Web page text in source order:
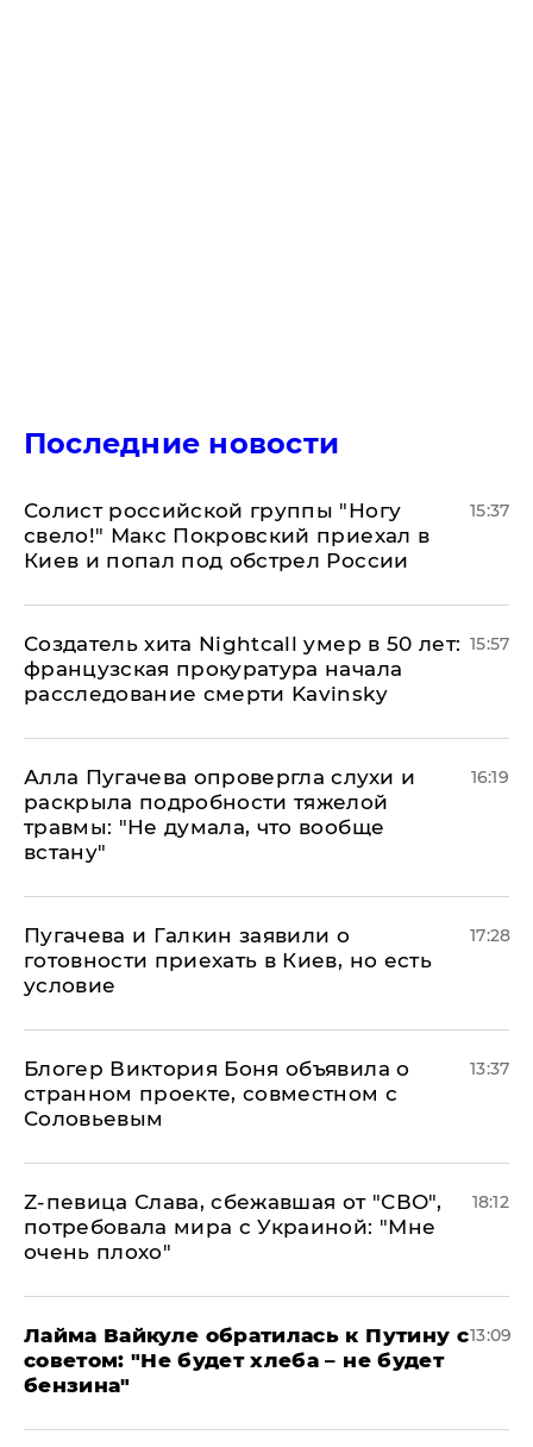
Последние новости
Солист российской группы "Ногу
свело!" Макс Покровский приехал в
Киев и попал под обстрел России
15:37
Создатель хита Nightcall умер в 50 лет:
французская прокуратура начала
расследование смерти Kavinsky
15:57
Алла Пугачева опровергла слухи и
раскрыла подробности тяжелой
травмы: "Не думала, что вообще
встану"
16:19
Пугачева и Галкин заявили о
готовности приехать в Киев, но есть
условие
17:28
Блогер Виктория Боня объявила о
странном проекте, совместном с
Соловьевым
13:37
Z-певица Слава, сбежавшая от "СВО",
потребовала мира с Украиной: "Мне
очень плохо"
18:12
Лайма Вайкуле обратилась к Путину с
советом: "Не будет хлеба – не будет
бензина"
13:09